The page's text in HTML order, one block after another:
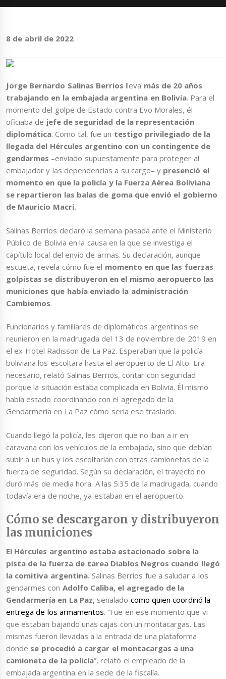
8 de abril de 2022
Jorge Bernardo Salinas Berrioslleva más de 20 años
trabajando en la embajada argentina en Bolivia. Para el
momento del golpe de Estado contra Evo Morales, él
oficiaba de jefe de seguridad de la representación
diplomática. Como tal, fue un testigo privilegiado de la
llegada del Hércules argentino con un contingente de
gendarmes –enviado supuestamente para proteger al
embajador y las dependencias a su cargo– y presenció el
momento en que la policía y la Fuerza Aérea Boliviana
se repartieron las balas de goma que envió el gobierno
de Mauricio Macri.
Salinas Berrios declaró la semana pasada ante el Ministerio
Público de Bolivia en la causa en la que se investiga el
capítulo local del envío de armas. Su declaración, aunque
escueta, revela cómo fue el momento en que las fuerzas
golpistas se distribuyeron en el mismo aeropuerto las
municiones que había enviado la administración
Cambiemos.
Funcionarios y familiares de diplomáticos argentinos se
reunieron en la madrugada del 13 de noviembre de 2019 en
el ex Hotel Radisson de La Paz. Esperaban que la policía
boliviana los escoltara hasta el aeropuerto de El Alto. Era
necesario, relató Salinas Berrios, contar con seguridad
porque la situación estaba complicada en Bolivia. Él mismo
había estado coordinando con el agregado de la
Gendarmería en La Paz cómo sería ese traslado.
Cuando llegó la policía, les dijeron que no iban a ir en
caravana con los vehículos de la embajada, sino que debían
subir a un bus y los escoltarían con otras camionetas de la
fuerza de seguridad. Según su declaración, el trayecto no
duró más de media hora. A las 5:35 de la madrugada, cuando
todavía era de noche, ya estaban en el aeropuerto.
Cómo se descargaron y distribuyeron
las municiones
El Hércules argentino estaba estacionado sobre la
pista de la fuerza de tarea Diablos Negros cuando llegó
la comitiva argentina. Salinas Berrios fue a saludar a los
gendarmes con Adolfo Caliba, el agregado de la
Gendarmería en La Paz,señalado como quien coordinó la
entrega de los armamentos. “Fue en ese momento que vi
que estaban bajando unas cajas con un montacargas. Las
mismas fueron llevadas a la entrada de una plataforma
donde se procedió a cargar el montacargas a una
camioneta de la policía”, relató el empleado de la
embajada argentina en la sede de la fiscalía.